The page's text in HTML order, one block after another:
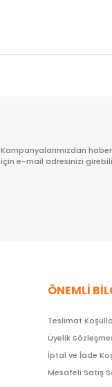
Kampanyalarımızdan
için e-mail adresinizi
ÖNEMLİ
Teslimat
Üyelik
İptal ve İade
Mesafeli Satış